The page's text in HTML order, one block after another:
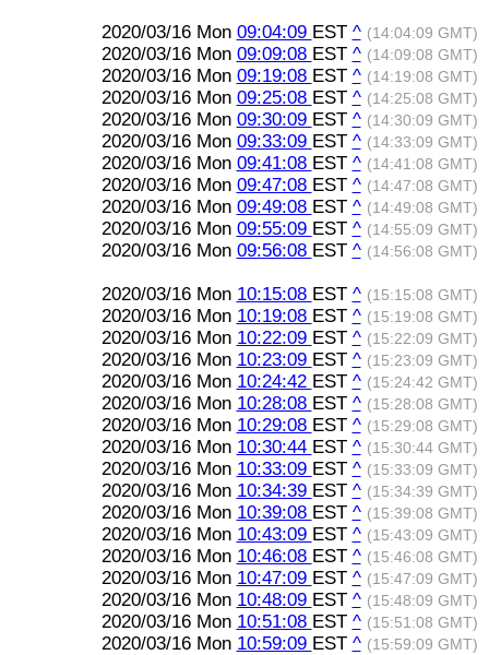
2020/03/16 Mon 09:04:09 EST ^ (14:04:09 GMT)
2020/03/16 Mon 09:09:08 EST ^ (14:09:08 GMT)
2020/03/16 Mon 09:19:08 EST ^ (14:19:08 GMT)
2020/03/16 Mon 09:25:08 EST ^ (14:25:08 GMT)
2020/03/16 Mon 09:30:09 EST ^ (14:30:09 GMT)
2020/03/16 Mon 09:33:09 EST ^ (14:33:09 GMT)
2020/03/16 Mon 09:41:08 EST ^ (14:41:08 GMT)
2020/03/16 Mon 09:47:08 EST ^ (14:47:08 GMT)
2020/03/16 Mon 09:49:08 EST ^ (14:49:08 GMT)
2020/03/16 Mon 09:55:09 EST ^ (14:55:09 GMT)
2020/03/16 Mon 09:56:08 EST ^ (14:56:08 GMT)
2020/03/16 Mon 10:15:08 EST ^ (15:15:08 GMT)
2020/03/16 Mon 10:19:08 EST ^ (15:19:08 GMT)
2020/03/16 Mon 10:22:09 EST ^ (15:22:09 GMT)
2020/03/16 Mon 10:23:09 EST ^ (15:23:09 GMT)
2020/03/16 Mon 10:24:42 EST ^ (15:24:42 GMT)
2020/03/16 Mon 10:28:08 EST ^ (15:28:08 GMT)
2020/03/16 Mon 10:29:08 EST ^ (15:29:08 GMT)
2020/03/16 Mon 10:30:44 EST ^ (15:30:44 GMT)
2020/03/16 Mon 10:33:09 EST ^ (15:33:09 GMT)
2020/03/16 Mon 10:34:39 EST ^ (15:34:39 GMT)
2020/03/16 Mon 10:39:08 EST ^ (15:39:08 GMT)
2020/03/16 Mon 10:43:09 EST ^ (15:43:09 GMT)
2020/03/16 Mon 10:46:08 EST ^ (15:46:08 GMT)
2020/03/16 Mon 10:47:09 EST ^ (15:47:09 GMT)
2020/03/16 Mon 10:48:09 EST ^ (15:48:09 GMT)
2020/03/16 Mon 10:51:08 EST ^ (15:51:08 GMT)
2020/03/16 Mon 10:59:09 EST ^ (15:59:09 GMT)